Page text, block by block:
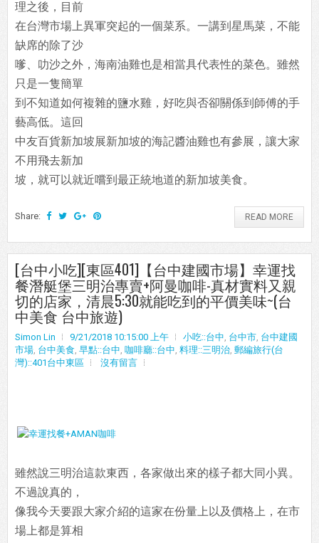
理之後，目前
在台灣市場上異軍突起的一個菜系。一講到星馬菜，不能
缺席的除了沙
嗲、叻沙之外，海南油雞也是相當具代表性的菜色。雖然
只是一隻簡單
到不知道如何複雜的鹽水雞，好吃與否卻關係到師傅的手
藝高低。這回
中友百貨新加坡展新加坡的海記醬油雞也有參展，讓大家
不用飛去新加
坡，就可以就近嚐到最正統地道的新加坡美食。
Share: READ MORE
[台中小吃][東區401]【台中建國市場】幸運找
餐潛艇堡三明治專賣+阿曼咖啡-真材實料又親
切的店家，清晨5:30就能吃到的平價美味~(台
中美食 台中旅遊)
Simon Lin 9/21/2018 10:15:00 上午 小吃::台中, 台中市, 台中建國
市場, 台中美食, 早點::台中, 咖啡廳::台中, 料理::三明治, 郵編旅行(台
灣)::401台中東區
沒有留言
雖然說三明治這款東西，各家做出來的樣子都大同小異。
不過說真的，
像我今天要跟大家介紹的這家在份量上以及價格上，在市
場上都是算相